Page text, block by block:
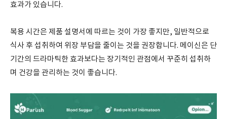
효과가 있습니다.
복용 시간은 제품 설명서에 따르는 것이 가장 좋지만, 일반적으로
식사 후 섭취하여 위장 부담을 줄이는 것을 권장합니다. 메이신은 단
기간의 드라마틱한 효과보다는 장기적인 관점에서 꾸준히 섭취하
며 건강을 관리하는 것이 좋습니다.